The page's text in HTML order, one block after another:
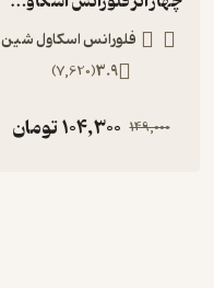
فلورانس اسکاول شین
3.9
(
7,620
)
149,000
104,300تومان